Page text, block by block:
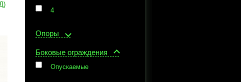
4
Опоры
Боковые ограждения
Опускаемые